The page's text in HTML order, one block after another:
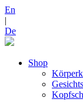
En
|
De
Shop